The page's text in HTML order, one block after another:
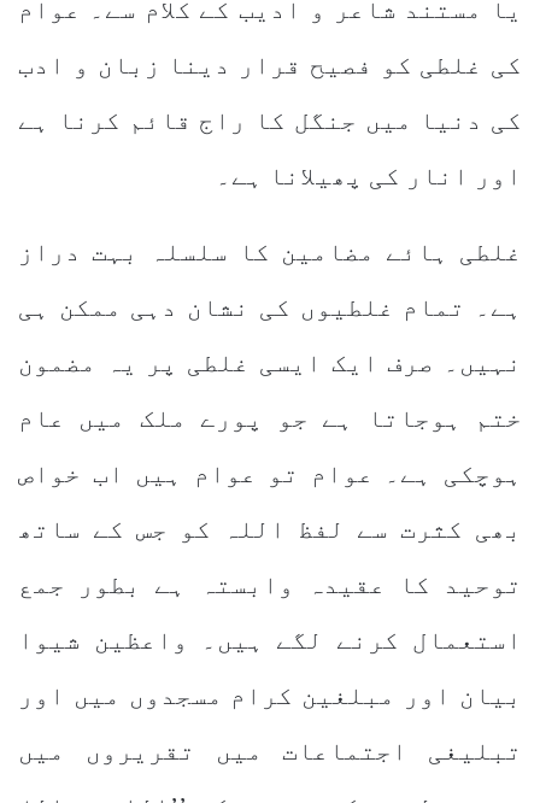
یا مستند شاعر و ادیب کے کلام سے۔ عوام
کی غلطی کو فصیح قرار دینا زبان و ادب
کی دنیا میں جنگل کا راج قائم کرنا ہے
اور انار کی پھیلانا ہے۔
غلطی ہائے مضامین کا سلسلہ بہت دراز
ہے۔ تمام غلطیوں کی نشان دہی ممکن ہی
نہیں۔ صرف ایک ایسی غلطی پر یہ مضمون
ختم ہوجاتا ہے جو پورے ملک میں عام
ہوچکی ہے۔ عوام تو عوام ہیں اب خواص
بھی کثرت سے لفظ اللہ کو جس کے ساتھ
توحید کا عقیدہ وابستہ ہے بطور جمع
استعمال کرنے لگے ہیں۔ واعظین شیوا
بیان اور مبلغین کرام مسجدوں میں اور
تبلیغی اجتماعات میں تقریروں میں